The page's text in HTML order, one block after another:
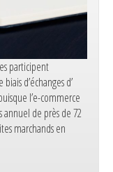
participent
d’échanges d’
l’e-commerce
annuel de près de 72
marchands en